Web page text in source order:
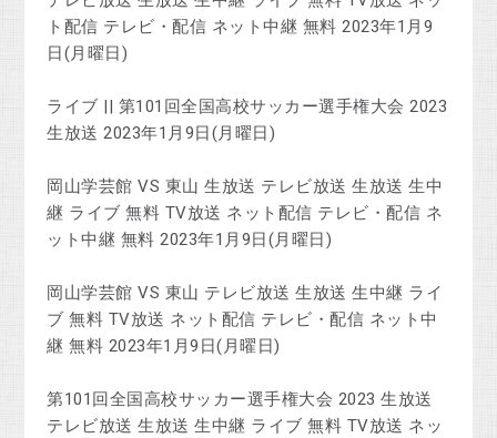
ト配信 テレビ・配信 ネット中継 無料 2023年1月9
日(月曜日)
ライブ || 第101回全国高校サッカー選手権大会 2023
生放送 2023年1月9日(月曜日)
岡山学芸館 VS 東山 生放送 テレビ放送 生放送 生中
継 ライブ 無料 TV放送 ネット配信 テレビ・配信 ネ
ット中継 無料 2023年1月9日(月曜日)
岡山学芸館 VS 東山 テレビ放送 生放送 生中継 ライ
ブ 無料 TV放送 ネット配信 テレビ・配信 ネット中
継 無料 2023年1月9日(月曜日)
第101回全国高校サッカー選手権大会 2023 生放送
テレビ放送 生放送 生中継 ライブ 無料 TV放送 ネッ